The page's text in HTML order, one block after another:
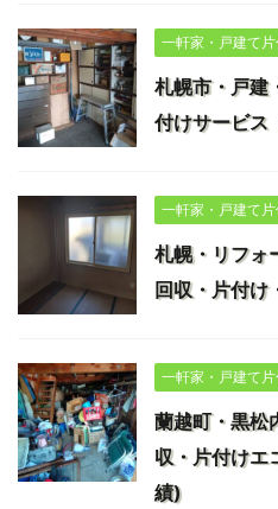
一軒家・戸建て
札幌市・戸建
付けサービス
一軒家・戸建て
札幌・リフォ
回収・片付け
一軒家・戸建て
蘭越町・黒松
収・片付け
績)